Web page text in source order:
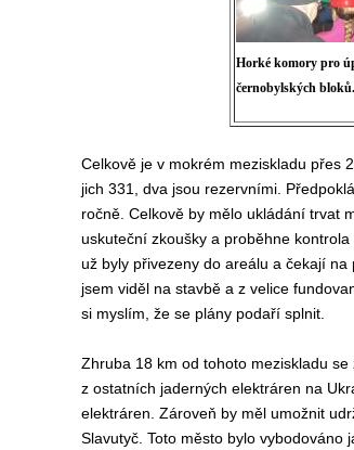
Horké komory pro
černobylských bloků.
Celkově je v mokrém meziskladu přes
jich 331, dva jsou rezervními.
ročně. Celkově by mělo ukládání trvat
uskuteční zkoušky a proběhne
už byly přivezeny do areálu a čekají
jsem viděl na stavbě a z velice
si myslím, že se plány podaří splnit.
Zhruba 18 km od tohoto meziskladu
z ostatních jaderných elektráren na
elektráren. Zároveň by měl umožnit
Slavutyč. Toto město bylo